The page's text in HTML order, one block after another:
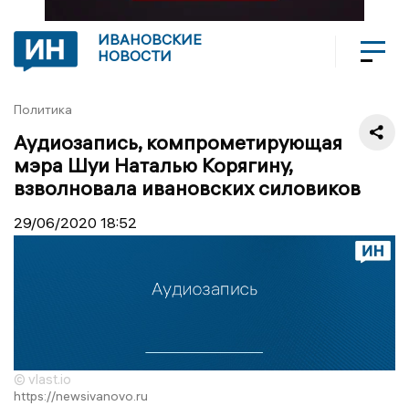
ИВАНОВСКИЕ
НОВОСТИ
Политика
Аудиозапись, компрометирующая
мэра Шуи Наталью Корягину,
взволновала ивановских силовиков
29/06/2020 18:52
© vlast.io
https://newsivanovo.ru